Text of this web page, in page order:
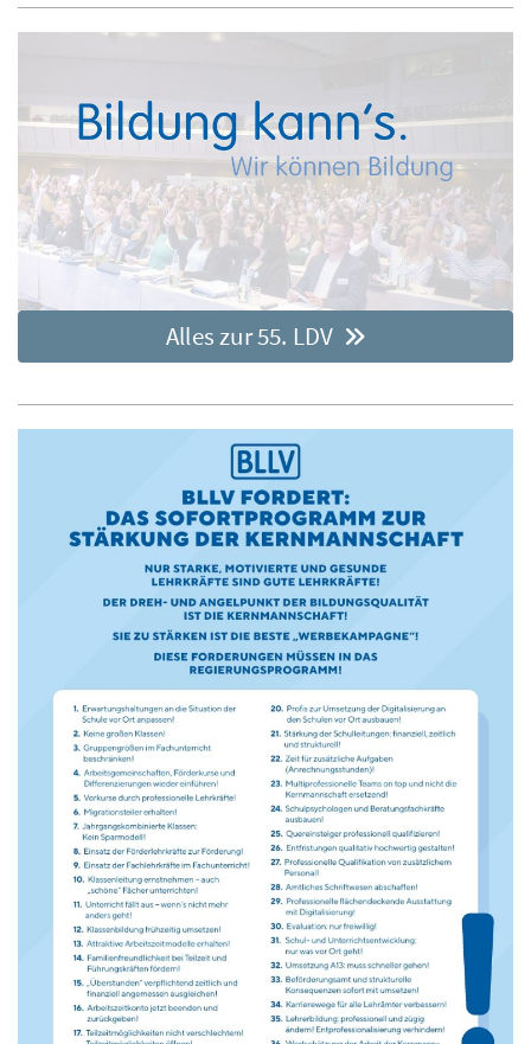
Alles zur 55. LDV